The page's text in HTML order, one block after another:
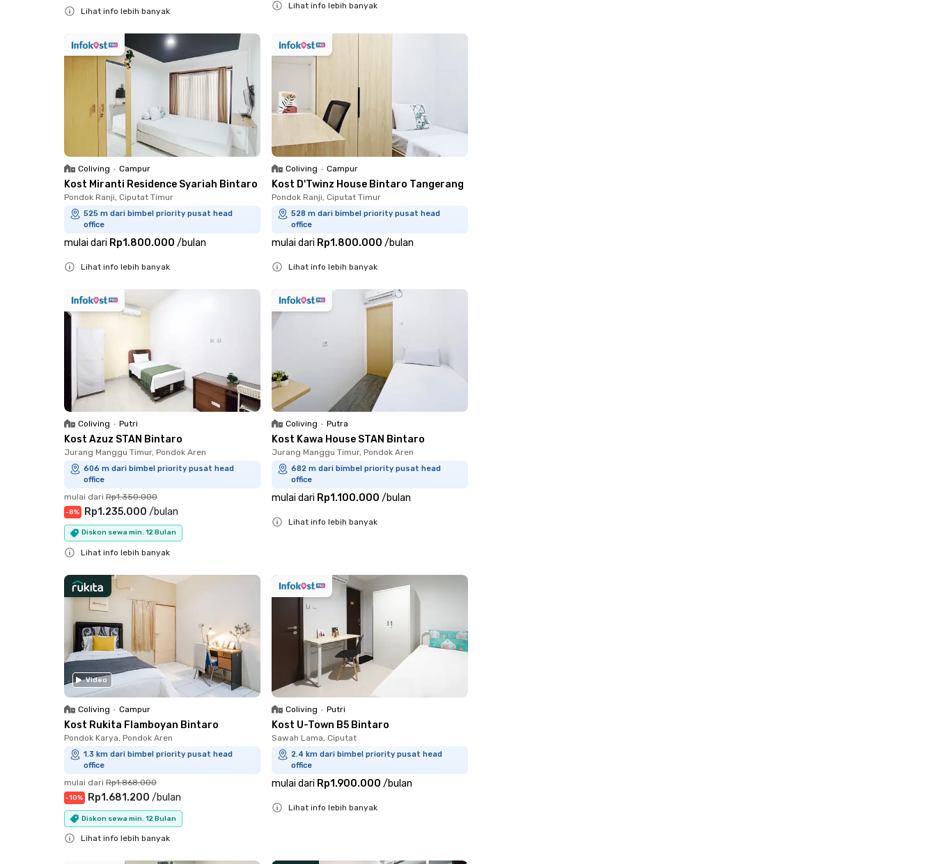
Lihat info lebih banyak
Lihat info lebih banyak
Coliving • Campur
Kost Miranti Residence Syariah Bintaro
Pondok Ranji, Ciputat Timur
525 m dari bimbel priority pusat head
office
mulai dari Rp1.800.000 /bulan
Lihat info lebih banyak
Coliving • Campur
Kost D'Twinz House Bintaro Tangerang
Pondok Ranji, Ciputat Timur
528 m dari bimbel priority pusat head
office
mulai dari Rp1.800.000 /bulan
Lihat info lebih banyak
Coliving • Putri
Kost Azuz STAN Bintaro
Jurang Manggu Timur, Pondok Aren
606 m dari bimbel priority pusat head
office
mulai dari Rp1.350.000
-8% Rp1.235.000 /bulan
Diskon sewa min. 12 Bulan
Lihat info lebih banyak
Coliving • Putra
Kost Kawa House STAN Bintaro
Jurang Manggu Timur, Pondok Aren
682 m dari bimbel priority pusat head
office
mulai dari Rp1.100.000 /bulan
Lihat info lebih banyak
Video
Coliving • Campur
Kost Rukita Flamboyan Bintaro
Pondok Karya, Pondok Aren
1.3 km dari bimbel priority pusat head
office
mulai dari Rp1.868.000
-10% Rp1.681.200 /bulan
Diskon sewa min. 12 Bulan
Lihat info lebih banyak
Coliving • Putri
Kost U-Town B5 Bintaro
Sawah Lama, Ciputat
2.4 km dari bimbel priority pusat head
office
mulai dari Rp1.900.000 /bulan
Lihat info lebih banyak